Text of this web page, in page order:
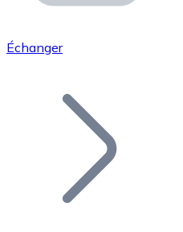
Rejoignez notre réseau
Ajoutez le token de
Échanger